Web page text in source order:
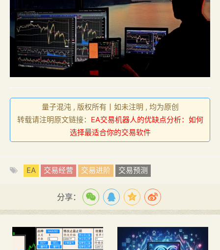
量子混沌 , 版权所有丨如未注明 , 均为原创
转载请注明原文链接： EA交易机器人的优缺点分析：如何
选择最适合你的交易软件
EA 交易经营 交易进阶 交易预测
分享：